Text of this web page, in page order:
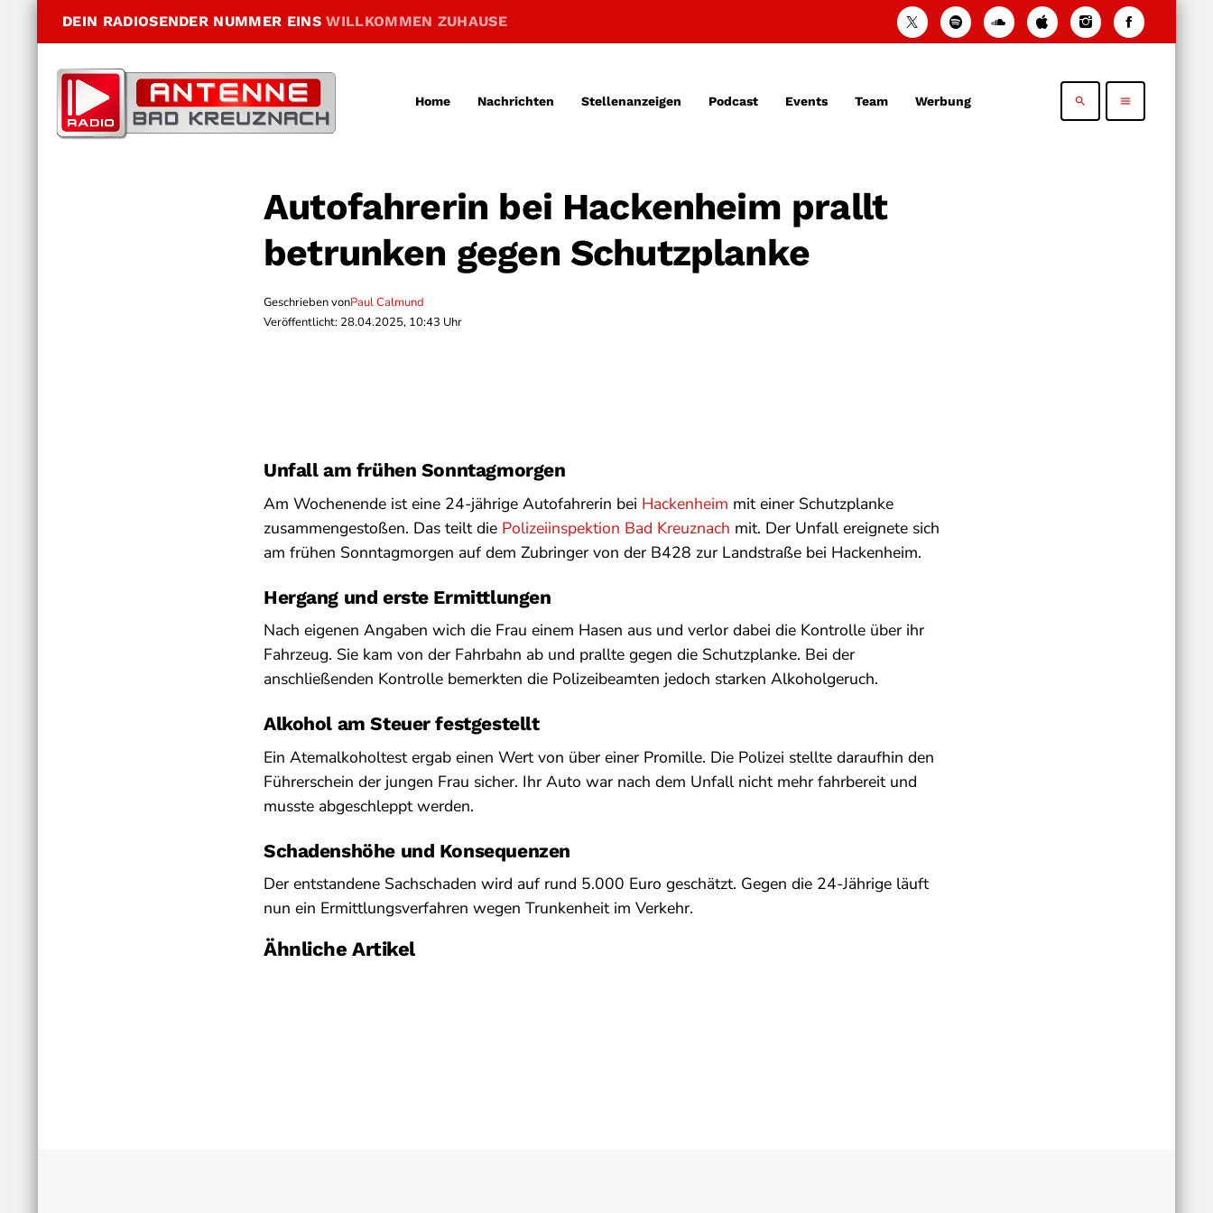
DEIN RADIOSENDER NUMMER EINSWILLKOMMEN ZUHAUSE
Home Nachrichten Stellenanzeigen Podcast Events Team Werbung search menu
Autofahrerin bei Hackenheim prallt
betrunken gegen Schutzplanke
Geschrieben vonPaul Calmund
Veröffentlicht: 28.04.2025, 10:43 Uhr
Unfall am frühen Sonntagmorgen
Am Wochenende ist eine 24-jährige Autofahrerin bei Hackenheim mit einer Schutzplanke
zusammengestoßen. Das teilt die Polizeiinspektion Bad Kreuznach mit. Der Unfall ereignete sich
am frühen Sonntagmorgen auf dem Zubringer von der B428 zur Landstraße bei Hackenheim.
Hergang und erste Ermittlungen
Nach eigenen Angaben wich die Frau einem Hasen aus und verlor dabei die Kontrolle über ihr
Fahrzeug. Sie kam von der Fahrbahn ab und prallte gegen die Schutzplanke. Bei der
anschließenden Kontrolle bemerkten die Polizeibeamten jedoch starken Alkoholgeruch.
Alkohol am Steuer festgestellt
Ein Atemalkoholtest ergab einen Wert von über einer Promille. Die Polizei stellte daraufhin den
Führerschein der jungen Frau sicher. Ihr Auto war nach dem Unfall nicht mehr fahrbereit und
musste abgeschleppt werden.
Schadenshöhe und Konsequenzen
Der entstandene Sachschaden wird auf rund 5.000 Euro geschätzt. Gegen die 24-Jährige läuft
nun ein Ermittlungsverfahren wegen Trunkenheit im Verkehr.
Ähnliche Artikel